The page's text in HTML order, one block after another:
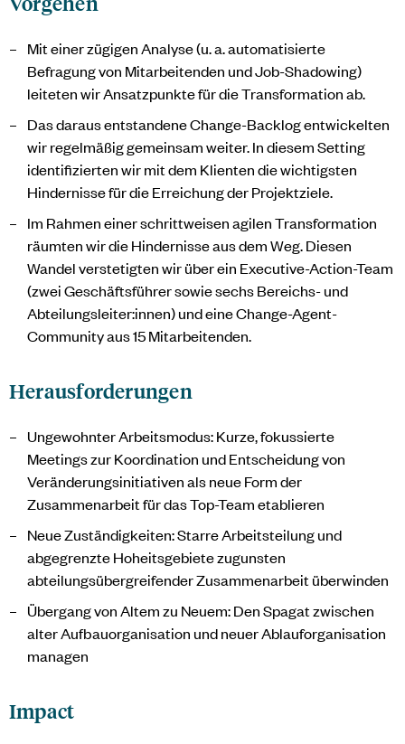
Mit einer zügigen Analyse (u. a. automatisierte
Befragung von Mitarbeitenden und Job-Shadowing)
leiteten wir Ansatzpunkte für die Transformation ab.
Das daraus entstandene Change-Backlog entwickelten
wir regelmäßig gemeinsam weiter. In diesem Setting
identifizierten wir mit dem Klienten die wichtigsten
Hindernisse für die Erreichung der Projektziele.
Im Rahmen einer schrittweisen agilen Transformation
räumten wir die Hindernisse aus dem Weg. Diesen
Wandel verstetigten wir über ein Executive-Action-Team
(zwei Geschäftsführer sowie sechs Bereichs- und
Abteilungsleiter:innen) und eine Change-Agent-
Community aus 15 Mitarbeitenden.
Herausforderungen
Ungewohnter Arbeitsmodus: Kurze, fokussierte
Meetings zur Koordination und Entscheidung von
Veränderungsinitiativen als neue Form der
Zusammenarbeit für das Top-Team etablieren
Neue Zuständigkeiten: Starre Arbeitsteilung und
abgegrenzte Hoheitsgebiete zugunsten
abteilungsübergreifender Zusammenarbeit überwinden
Übergang von Altem zu Neuem: Den Spagat zwischen
alter Aufbauorganisation und neuer Ablauforganisation
managen
Impact